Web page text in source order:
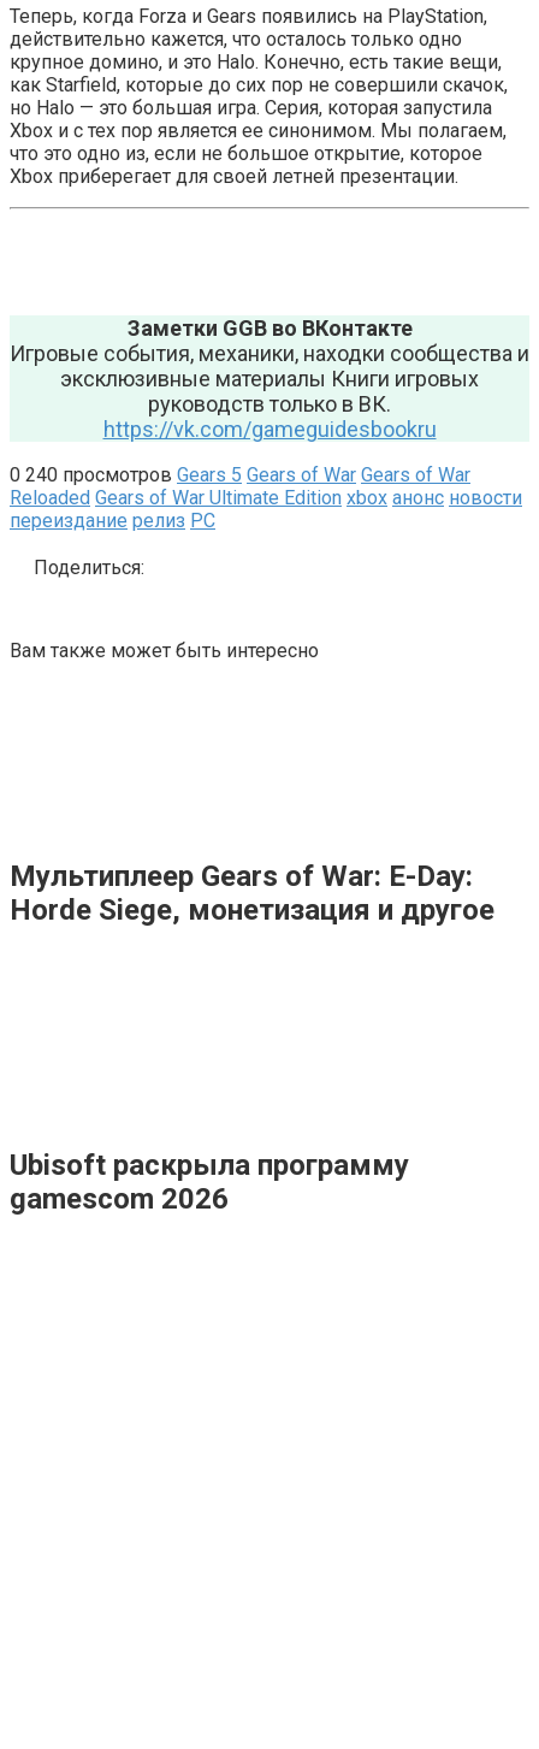
Теперь, когда Forza и Gears появились на PlayStation,
действительно кажется, что осталось только одно
крупное домино, и это Halo. Конечно, есть такие вещи,
как Starfield, которые до сих пор не совершили скачок,
но Halo — это большая игра. Серия, которая запустила
Xbox и с тех пор является ее синонимом. Мы полагаем,
что это одно из, если не большое открытие, которое
Xbox приберегает для своей летней презентации.
Заметки GGB во ВКонтакте
Игровые события, механики, находки сообщества и
эксклюзивные материалы Книги игровых
руководств только в ВК.
https://vk.com/gameguidesbookru
0 240 просмотров Gears 5 Gears of War Gears of War
Reloaded Gears of War Ultimate Edition xbox анонс новости
переиздание релиз РС
Поделиться:
Вам также может быть интересно
Мультиплеер Gears of War: E-Day:
Horde Siege, монетизация и другое
Ubisoft раскрыла программу
gamescom 2026